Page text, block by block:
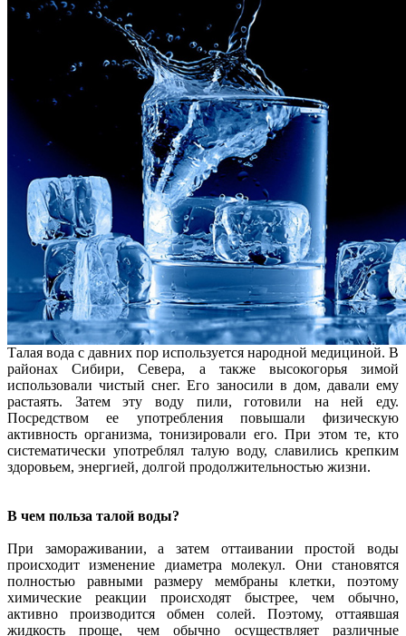
Талая вода с давних пор используется народной медициной. В
районах Сибири, Севера, а также высокогорья зимой
использовали чистый снег. Его заносили в дом, давали ему
растаять. Затем эту воду пили, готовили на ней еду.
Посредством ее употребления повышали физическую
активность организма, тонизировали его. При этом те, кто
систематически употреблял талую воду, славились крепким
здоровьем, энергией, долгой продолжительностью жизни.
В чем польза талой воды?
При замораживании, а затем оттаивании простой воды
происходит изменение диаметра молекул. Они становятся
полностью равными размеру мембраны клетки, поэтому
химические реакции происходят быстрее, чем обычно,
активно производится обмен солей. Поэтому, оттаявшая
жидкость проще, чем обычно осуществляет различные